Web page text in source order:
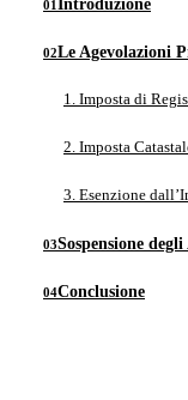
Introduzione
Le Agevolazioni
1. Imposta di
2. Imposta
3. Esenzione
Sospensione
Conclusione